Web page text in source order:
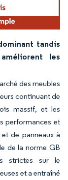
tandis
les
des meubles
continuant de
massif, et les
performances et
de panneaux à
de la norme GB
strictes sur le
et a entraîné